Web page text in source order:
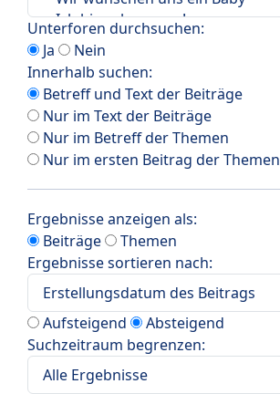
Unterforen durchsuchen:
Ja
Nein
Innerhalb suchen:
Betreff und Text der Beiträge
Nur im Text der Beiträge
Nur im Betreff der Themen
Nur im ersten Beitrag der Themen
Ergebnisse anzeigen als:
Beiträge
Themen
Ergebnisse sortieren nach:
Aufsteigend
Absteigend
Suchzeitraum begrenzen: